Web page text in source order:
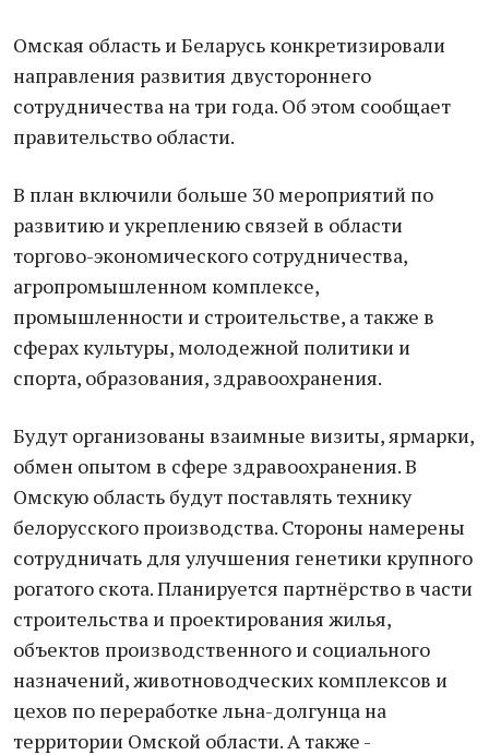
Омская область и Беларусь конкретизировали
направления развития двустороннего
сотрудничества на три года. Об этом сообщает
правительство области.
В план включили больше 30 мероприятий по
развитию и укреплению связей в области
торгово-экономического сотрудничества,
агропромышленном комплексе,
промышленности и строительстве, а также в
сферах культуры, молодежной политики и
спорта, образования, здравоохранения.
Будут организованы взаимные визиты, ярмарки,
обмен опытом в сфере здравоохранения. В
Омскую область будут поставлять технику
белорусского производства. Стороны намерены
сотрудничать для улучшения генетики крупного
рогатого скота. Планируется партнёрство в части
строительства и проектирования жилья,
объектов производственного и социального
назначений, животноводческих комплексов и
цехов по переработке льна-долгунца на
территории Омской области. А также -